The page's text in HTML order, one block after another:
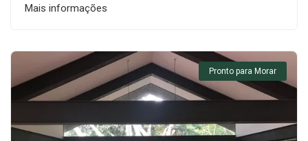
Mais informações
Pronto para Morar